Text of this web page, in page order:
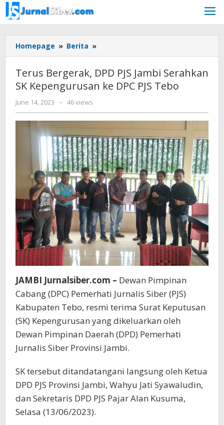
Skip
to
content
Homepage » Berita »
Bergerak,
PJS
Jambi
Kepengurusan
DPC
PJS
Tebo
Terus Bergerak, DPD PJS Jambi Serahkan
SK Kepengurusan ke DPC PJS Tebo
June 14, 2023
by
Jurnalsiber
- 46 views
JAMBI Jurnalsiber.com – Dewan Pimpinan
Cabang (DPC) Pemerhati Jurnalis Siber (PJS)
Kabupaten Tebo, resmi terima Surat Keputusan
(SK) Kepengurusan yang dikeluarkan oleh
Dewan Pimpinan Daerah (DPD) Pemerhati
Jurnalis Siber Provinsi Jambi.
SK tersebut ditandatangani langsung oleh Ketua
DPD PJS Provinsi Jambi, Wahyu Jati Syawaludin,
dan Sekretaris DPD PJS Pajar Alan Kusuma,
Selasa (13/06/2023).